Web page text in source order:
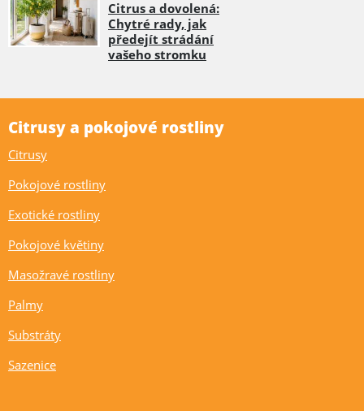
Citrus a dovolená:
Chytré rady, jak
předejít strádání
vašeho stromku
Citrusy a pokojové rostliny
Citrusy
Pokojové rostliny
Exotické rostliny
Pokojové květiny
Masožravé rostliny
Palmy
Substráty
Sazenice